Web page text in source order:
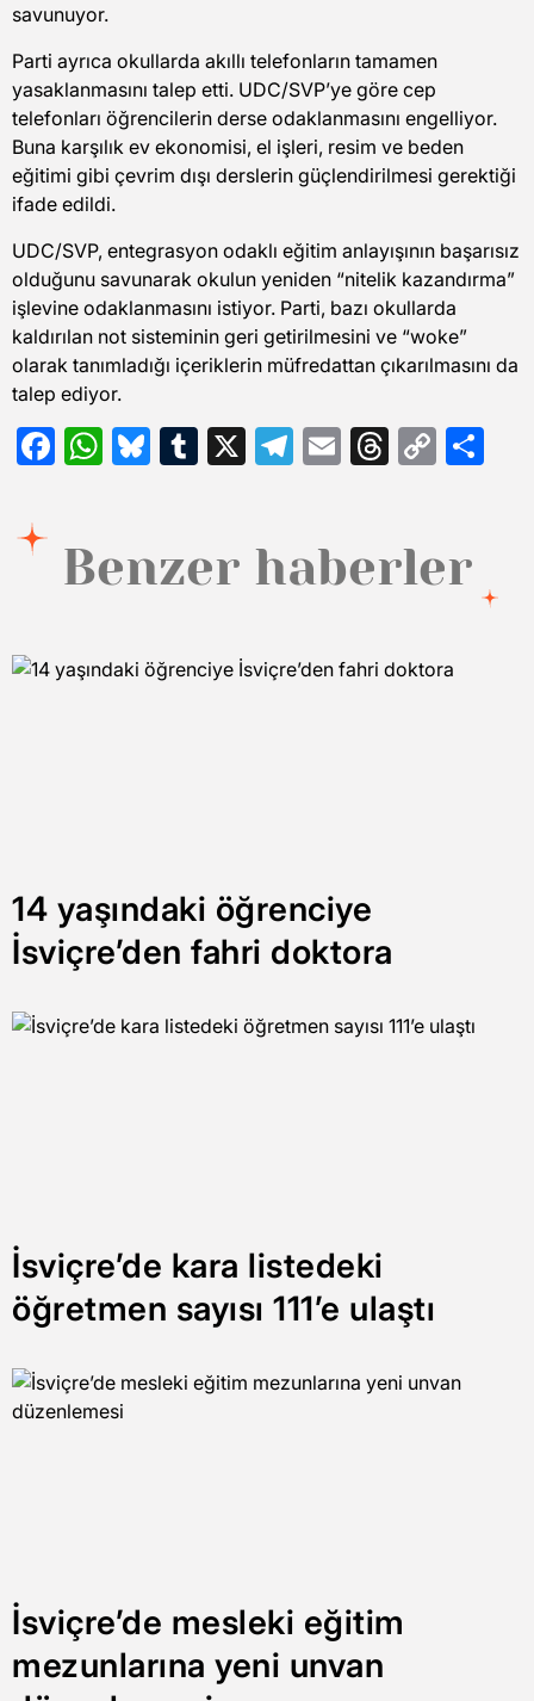
savunuyor.
Parti ayrıca okullarda akıllı telefonların tamamen
yasaklanmasını talep etti. UDC/SVP’ye göre cep
telefonları öğrencilerin derse odaklanmasını engelliyor.
Buna karşılık ev ekonomisi, el işleri, resim ve beden
eğitimi gibi çevrim dışı derslerin güçlendirilmesi gerektiği
ifade edildi.
UDC/SVP, entegrasyon odaklı eğitim anlayışının başarısız
olduğunu savunarak okulun yeniden “nitelik kazandırma”
işlevine odaklanmasını istiyor. Parti, bazı okullarda
kaldırılan not sisteminin geri getirilmesini ve “woke”
olarak tanımladığı içeriklerin müfredattan çıkarılmasını da
talep ediyor.
Facebook
WhatsApp
Bluesky
Tumblr
X Telegram
EmailThreads
Copy
Benzer haberler
14 yaşındaki öğrenciye
İsviçre’den fahri doktora
İsviçre’de kara listedeki
öğretmen sayısı 111’e ulaştı
İsviçre’de mesleki eğitim
mezunlarına yeni unvan